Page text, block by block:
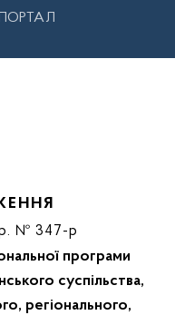
р. № 347-р
програми
суспільства,
регіонального,